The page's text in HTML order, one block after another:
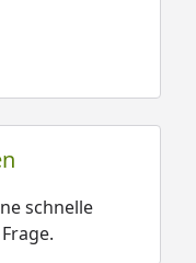
schnelle